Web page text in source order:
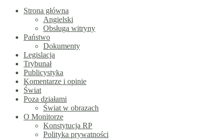
Strona główna
Angielski
Obsługa witryny
Państwo
Dokumenty
Legislacja
Trybunał
Publicystyka
Komentarze i opinie
Świat
Poza działami
Świat w obrazach
O Monitorze
Konstytucja RP
Polityka prywatności